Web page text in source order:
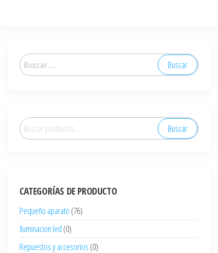
Buscar:
Buscar
por:
Buscar
CATEGORÍAS DE PRODUCTO
Pequeño aparato (76)
Iluminacion led (0)
Repuestos y accesorios (0)